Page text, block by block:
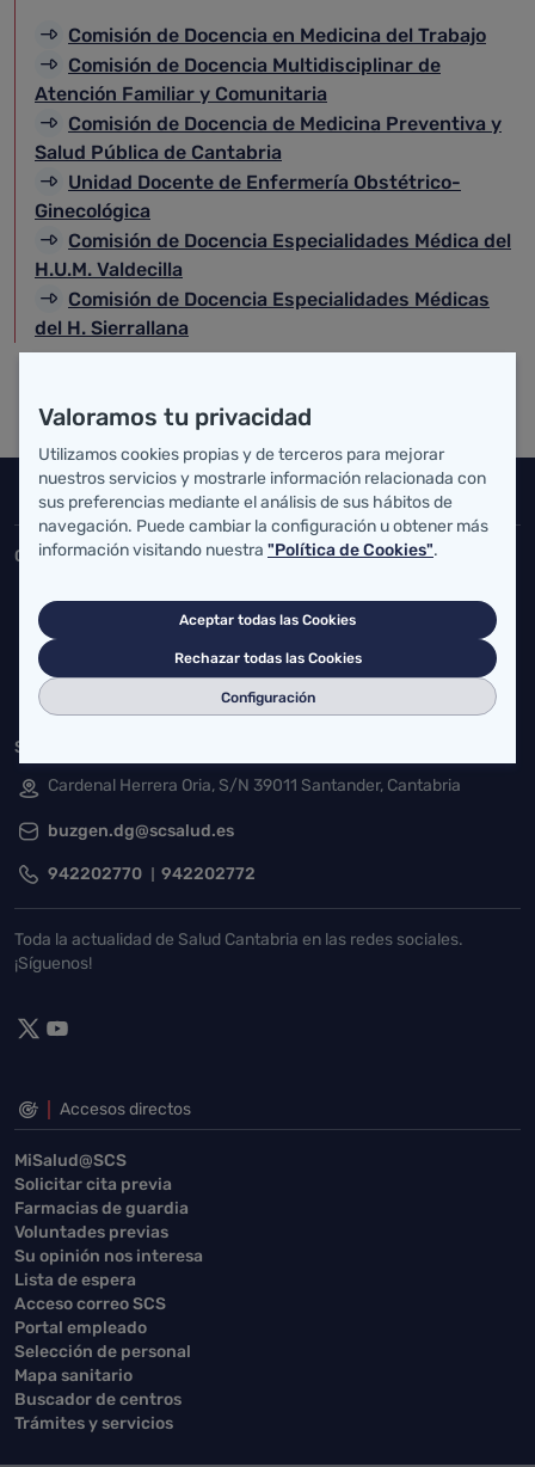
Comisión de Docencia en Medicina del Trabajo
Comisión de Docencia Multidisciplinar de
Atención Familiar y Comunitaria
Comisión de Docencia de Medicina Preventiva y
Salud Pública de Cantabria
Unidad Docente de Enfermería Obstétrico-
Ginecológica
Comisión de Docencia Especialidades Médica del
H.U.M. Valdecilla
Comisión de Docencia Especialidades Médicas
del H. Sierrallana
Inicio del pie de página
Salud Cantabria
Consejería de Salud
atencionusuario@cantabria.es
942208130 942395562
Servicio Cántabro de Salud
Cardenal Herrera Oria, S/N 39011 Santander, Cantabria
buzgen.dg@scsalud.es
942202770 942202772
Toda la actualidad de Salud Cantabria en las redes sociales.
¡Síguenos!
Accesos directos
MiSalud@SCS
Solicitar cita previa
Farmacias de guardia
Voluntades previas
Su opinión nos interesa
Lista de espera
Acceso correo SCS
Portal empleado
Selección de personal
Mapa sanitario
Buscador de centros
Trámites y servicios
Valoramos tu privacidad
Utilizamos cookies propias y de terceros para mejorar
nuestros servicios y mostrarle información relacionada con
sus preferencias mediante el análisis de sus hábitos de
navegación. Puede cambiar la configuración u obtener más
información visitando nuestra "Política de Cookies".
Aceptar todas las Cookies
Rechazar todas las Cookies
Configuración